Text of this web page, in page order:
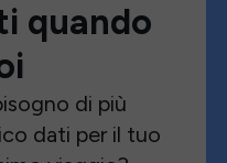
quando
di più
dati per il tuo